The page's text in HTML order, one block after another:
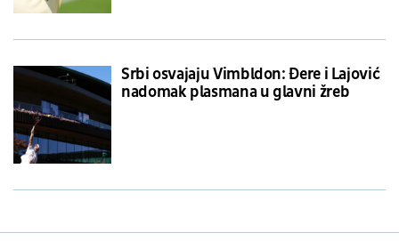
Srbi osvajaju Vimbldon: Đere i Lajović
nadomak plasmana u glavni žreb